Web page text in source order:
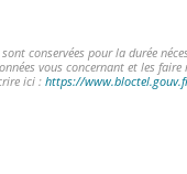
conservées pour la durée
vous concernant et les faire
ici : https://